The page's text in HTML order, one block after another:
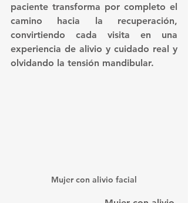
paciente transforma por completo el
camino hacia la recuperación,
convirtiendo cada visita en una
experiencia de alivio y cuidado real y
olvidando la tensión mandibular.
Mujer con alivio facial